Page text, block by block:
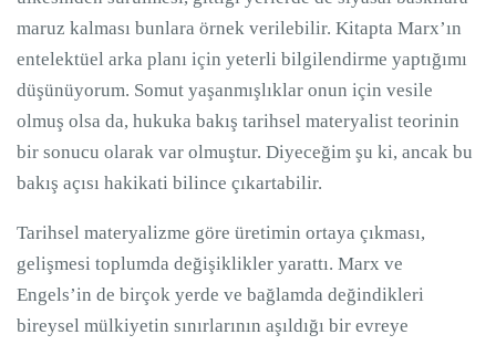
maruz kalması bunlara örnek verilebilir. Kitapta Marx’ın
entelektüel arka planı için yeterli bilgilendirme yaptığımı
düşünüyorum. Somut yaşanmışlıklar onun için vesile
olmuş olsa da, hukuka bakış tarihsel materyalist teorinin
bir sonucu olarak var olmuştur. Diyeceğim şu ki, ancak bu
bakış açısı hakikati bilince çıkartabilir.
Tarihsel materyalizme göre üretimin ortaya çıkması,
gelişmesi toplumda değişiklikler yarattı. Marx ve
Engels’in de birçok yerde ve bağlamda değindikleri
bireysel mülkiyetin sınırlarının aşıldığı bir evreye